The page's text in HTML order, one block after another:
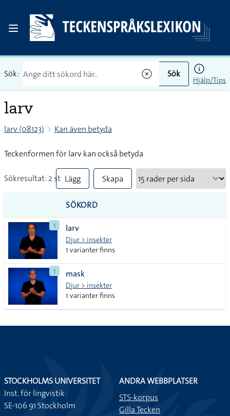
Sök: Sök
Hjälp/Tips
larv
larv (08123) Kan även betyda
Teckenformen för larv kan också betyda
Sökresultat: 2 st Lägg
till
alla i
lista
Skapa
SÖKORD
1 larv
Djur > insekter
1 varianter finns
1 mask
Djur > insekter
1 varianter finns
STOCKHOLMS UNIVERSITET
Inst. för lingvistik
SE-106 91 Stockholm
ANDRA WEBBPLATSER
STS-korpus
Gilla Tecken